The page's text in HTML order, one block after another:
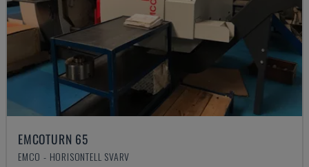
EMCOTURN 65
EMCO - HORISONTELL SVARV